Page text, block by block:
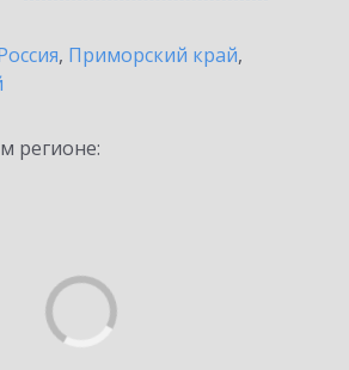
, Приморский край,
регионе: